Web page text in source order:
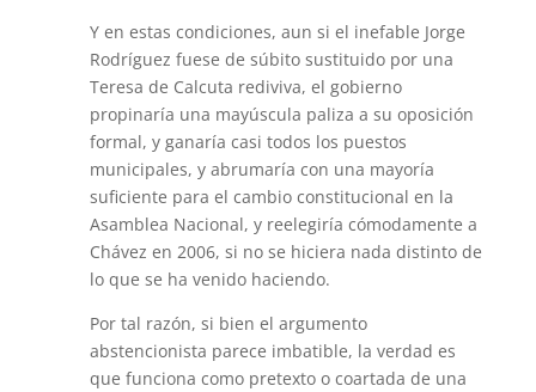
Y en estas condiciones, aun si el inefable Jorge
Rodríguez fuese de súbito sustituido por una
Teresa de Calcuta rediviva, el gobierno
propinaría una mayúscula paliza a su oposición
formal, y ganaría casi todos los puestos
municipales, y abrumaría con una mayoría
suficiente para el cambio constitucional en la
Asamblea Nacional, y reelegiría cómodamente a
Chávez en 2006, si no se hiciera nada distinto de
lo que se ha venido haciendo.
Por tal razón, si bien el argumento
abstencionista parece imbatible, la verdad es
que funciona como pretexto o coartada de una